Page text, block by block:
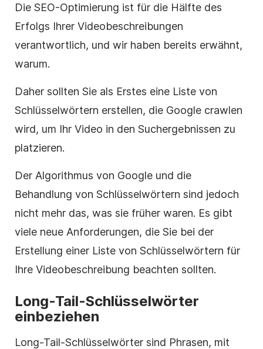
Die SEO-Optimierung ist für die Hälfte des
Erfolgs Ihrer Videobeschreibungen
verantwortlich, und wir haben bereits erwähnt,
warum.
Daher sollten Sie als Erstes eine Liste von
Schlüsselwörtern erstellen, die Google crawlen
wird, um Ihr Video in den Suchergebnissen zu
platzieren.
Der Algorithmus von Google und die
Behandlung von Schlüsselwörtern sind jedoch
nicht mehr das, was sie früher waren. Es gibt
viele neue Anforderungen, die Sie bei der
Erstellung einer Liste von Schlüsselwörtern für
Ihre Videobeschreibung beachten sollten.
Long-Tail-Schlüsselwörter
einbeziehen
Long-Tail-Schlüsselwörter sind Phrasen, mit